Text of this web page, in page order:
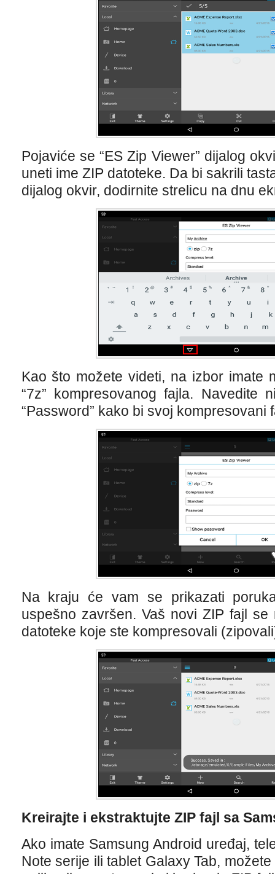
Pojaviće se “ES Zip Viewer” dijalog
uneti ime ZIP datoteke. Da bi sakrili
dijalog okvir, dodirnite strelicu na dnu
Kao što možete videti, na izbor imate
“7z” kompresovanog fajla. Navedite
“Password” kako bi svoj kompresovani
Na kraju će vam se prikazati
uspešno završen. Vaš novi ZIP fajl
datoteke koje ste kompresovali
Kreirajte i ekstraktujte ZIP fajl sa
Ako imate Samsung Android uređaj,
Note serije ili tablet Galaxy Tab,